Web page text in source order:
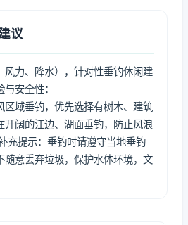
议
风力、降水），针对性垂钓休闲建
安全性：
区域垂钓，优先选择有树木、建筑
开阔的江边、湖面垂钓，防止风浪
充提示：垂钓时请遵守当地垂钓
随意丢弃垃圾，保护水体环境，文